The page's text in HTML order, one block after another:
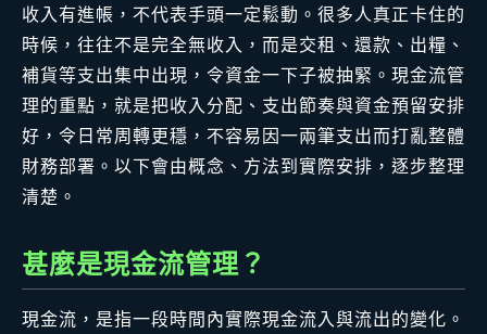
收入有進帳，不代表手頭一定鬆動。很多人真正卡住的
時候，往往不是完全無收入，而是交租、還款、出糧、
補貨等支出集中出現，令資金一下子被抽緊。現金流管
理的重點，就是把收入分配、支出節奏與資金預留安排
好，令日常周轉更穩，不容易因一兩筆支出而打亂整體
財務部署。以下會由概念、方法到實際安排，逐步整理
清楚。
甚麼是現金流管理？
現金流，是指一段時間內實際現金流入與流出的變化。